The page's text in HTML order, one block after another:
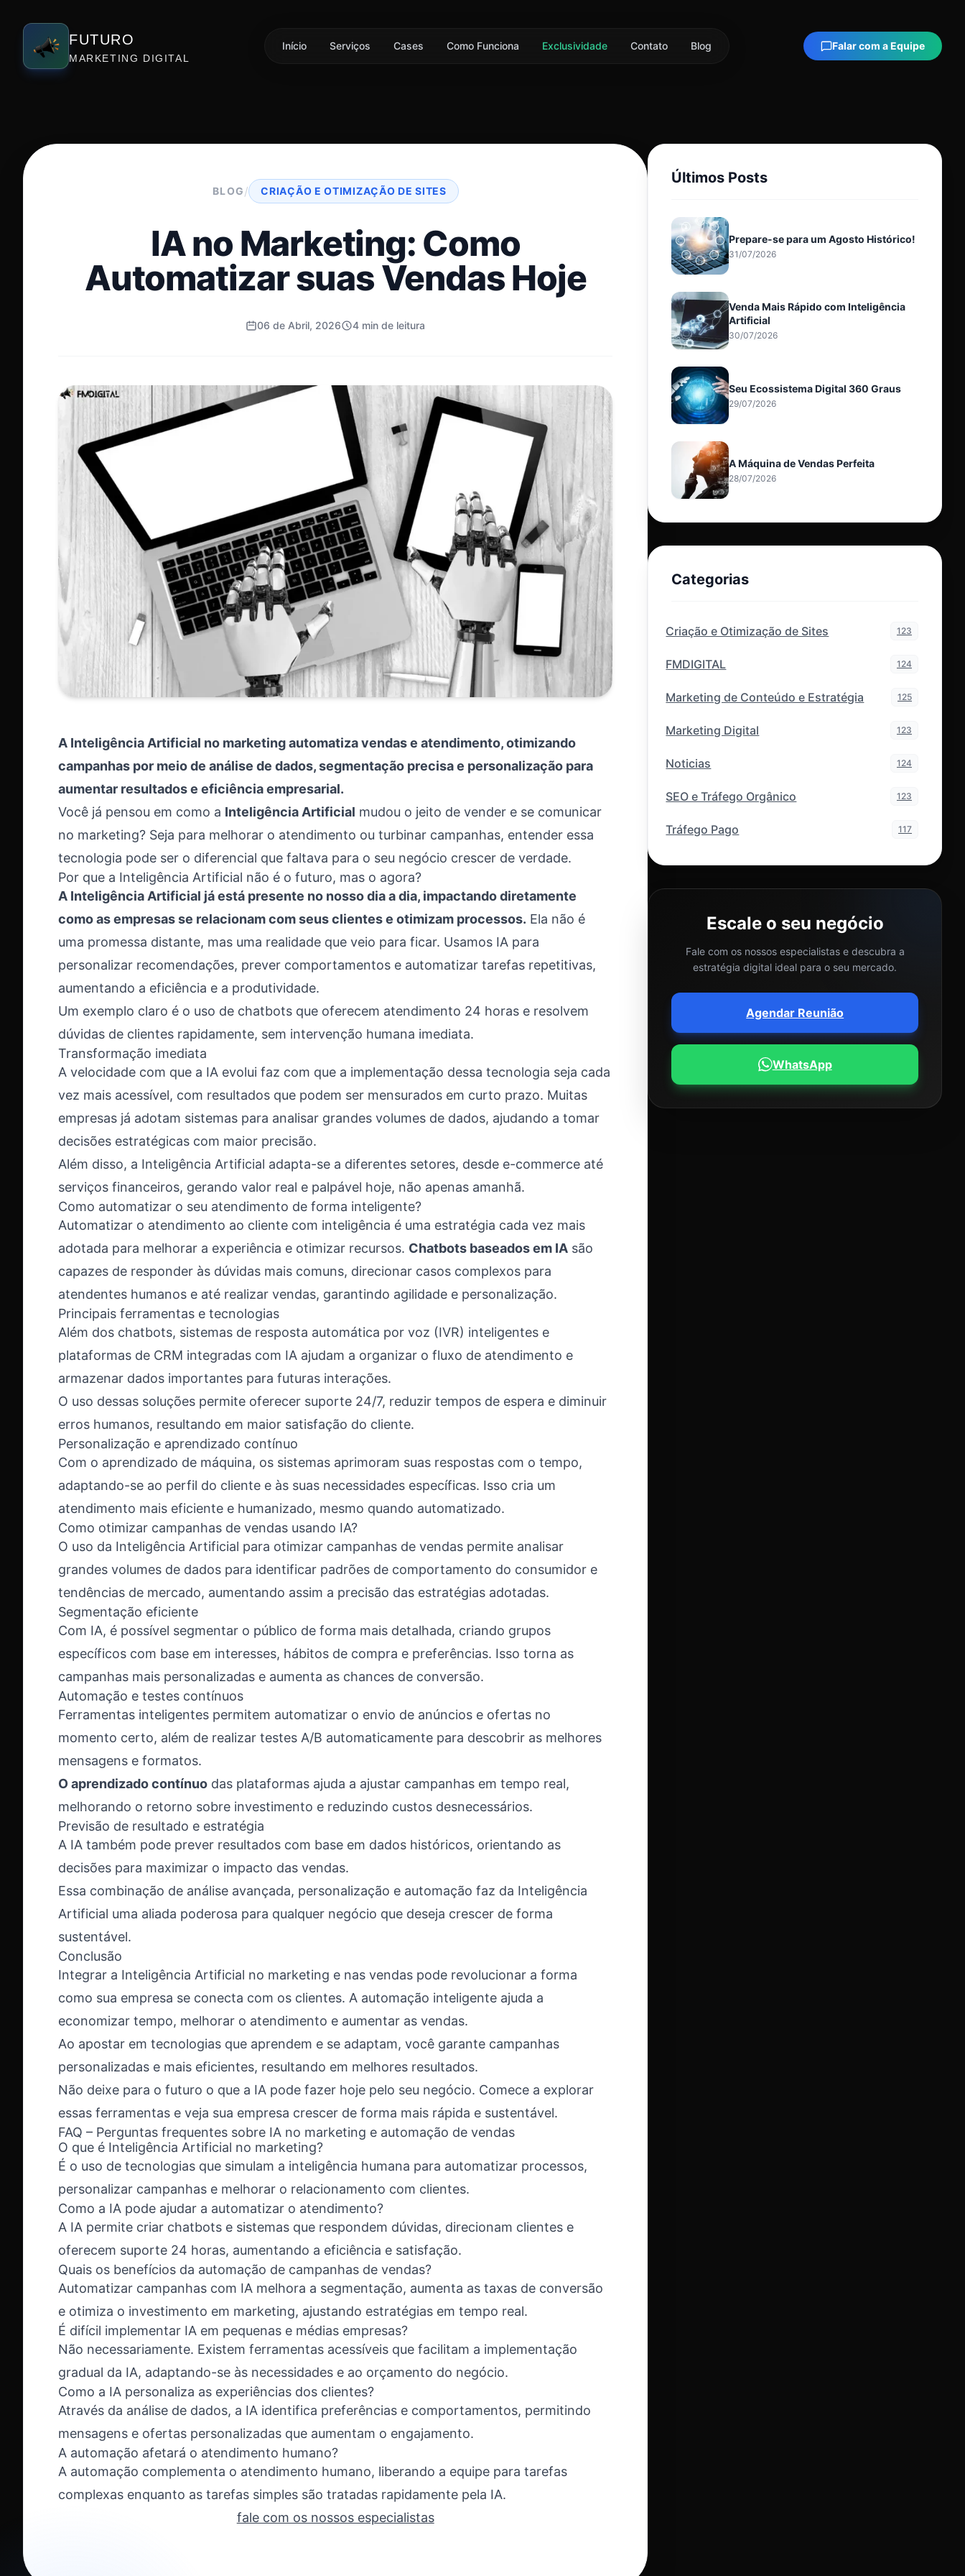
FUTURO
MARKETING DIGITAL
Início Serviços Cases Como Funciona Exclusividade Contato Blog Falar com a Equipe
BLOG/ CRIAÇÃO E OTIMIZAÇÃO DE SITES
IA no Marketing: Como
Automatizar suas Vendas Hoje
06 de Abril, 2026 4 min de leitura
A Inteligência Artificial no marketing automatiza vendas e atendimento, otimizando
campanhas por meio de análise de dados, segmentação precisa e personalização para
aumentar resultados e eficiência empresarial.
Você já pensou em como a Inteligência Artificial mudou o jeito de vender e se comunicar
no marketing? Seja para melhorar o atendimento ou turbinar campanhas, entender essa
tecnologia pode ser o diferencial que faltava para o seu negócio crescer de verdade.
Por que a Inteligência Artificial não é o futuro, mas o agora?
A Inteligência Artificial já está presente no nosso dia a dia, impactando diretamente
como as empresas se relacionam com seus clientes e otimizam processos. Ela não é
uma promessa distante, mas uma realidade que veio para ficar. Usamos IA para
personalizar recomendações, prever comportamentos e automatizar tarefas repetitivas,
aumentando a eficiência e a produtividade.
Um exemplo claro é o uso de chatbots que oferecem atendimento 24 horas e resolvem
dúvidas de clientes rapidamente, sem intervenção humana imediata.
Transformação imediata
A velocidade com que a IA evolui faz com que a implementação dessa tecnologia seja cada
vez mais acessível, com resultados que podem ser mensurados em curto prazo. Muitas
empresas já adotam sistemas para analisar grandes volumes de dados, ajudando a tomar
decisões estratégicas com maior precisão.
Além disso, a Inteligência Artificial adapta-se a diferentes setores, desde e-commerce até
serviços financeiros, gerando valor real e palpável hoje, não apenas amanhã.
Como automatizar o seu atendimento de forma inteligente?
Automatizar o atendimento ao cliente com inteligência é uma estratégia cada vez mais
adotada para melhorar a experiência e otimizar recursos. Chatbots baseados em IA são
capazes de responder às dúvidas mais comuns, direcionar casos complexos para
atendentes humanos e até realizar vendas, garantindo agilidade e personalização.
Principais ferramentas e tecnologias
Além dos chatbots, sistemas de resposta automática por voz (IVR) inteligentes e
plataformas de CRM integradas com IA ajudam a organizar o fluxo de atendimento e
armazenar dados importantes para futuras interações.
O uso dessas soluções permite oferecer suporte 24/7, reduzir tempos de espera e diminuir
erros humanos, resultando em maior satisfação do cliente.
Personalização e aprendizado contínuo
Com o aprendizado de máquina, os sistemas aprimoram suas respostas com o tempo,
adaptando-se ao perfil do cliente e às suas necessidades específicas. Isso cria um
atendimento mais eficiente e humanizado, mesmo quando automatizado.
Como otimizar campanhas de vendas usando IA?
O uso da Inteligência Artificial para otimizar campanhas de vendas permite analisar
grandes volumes de dados para identificar padrões de comportamento do consumidor e
tendências de mercado, aumentando assim a precisão das estratégias adotadas.
Segmentação eficiente
Com IA, é possível segmentar o público de forma mais detalhada, criando grupos
específicos com base em interesses, hábitos de compra e preferências. Isso torna as
campanhas mais personalizadas e aumenta as chances de conversão.
Automação e testes contínuos
Ferramentas inteligentes permitem automatizar o envio de anúncios e ofertas no
momento certo, além de realizar testes A/B automaticamente para descobrir as melhores
mensagens e formatos.
O aprendizado contínuo das plataformas ajuda a ajustar campanhas em tempo real,
melhorando o retorno sobre investimento e reduzindo custos desnecessários.
Previsão de resultado e estratégia
A IA também pode prever resultados com base em dados históricos, orientando as
decisões para maximizar o impacto das vendas.
Essa combinação de análise avançada, personalização e automação faz da Inteligência
Artificial uma aliada poderosa para qualquer negócio que deseja crescer de forma
sustentável.
Conclusão
Integrar a Inteligência Artificial no marketing e nas vendas pode revolucionar a forma
como sua empresa se conecta com os clientes. A automação inteligente ajuda a
economizar tempo, melhorar o atendimento e aumentar as vendas.
Ao apostar em tecnologias que aprendem e se adaptam, você garante campanhas
personalizadas e mais eficientes, resultando em melhores resultados.
Não deixe para o futuro o que a IA pode fazer hoje pelo seu negócio. Comece a explorar
essas ferramentas e veja sua empresa crescer de forma mais rápida e sustentável.
FAQ – Perguntas frequentes sobre IA no marketing e automação de vendas
O que é Inteligência Artificial no marketing?
É o uso de tecnologias que simulam a inteligência humana para automatizar processos,
personalizar campanhas e melhorar o relacionamento com clientes.
Como a IA pode ajudar a automatizar o atendimento?
A IA permite criar chatbots e sistemas que respondem dúvidas, direcionam clientes e
oferecem suporte 24 horas, aumentando a eficiência e satisfação.
Quais os benefícios da automação de campanhas de vendas?
Automatizar campanhas com IA melhora a segmentação, aumenta as taxas de conversão
e otimiza o investimento em marketing, ajustando estratégias em tempo real.
É difícil implementar IA em pequenas e médias empresas?
Não necessariamente. Existem ferramentas acessíveis que facilitam a implementação
gradual da IA, adaptando-se às necessidades e ao orçamento do negócio.
Como a IA personaliza as experiências dos clientes?
Através da análise de dados, a IA identifica preferências e comportamentos, permitindo
mensagens e ofertas personalizadas que aumentam o engajamento.
A automação afetará o atendimento humano?
A automação complementa o atendimento humano, liberando a equipe para tarefas
complexas enquanto as tarefas simples são tratadas rapidamente pela IA.
fale com os nossos especialistas
Últimos Posts
Prepare-se para um Agosto Histórico!
31/07/2026
Venda Mais Rápido com Inteligência
Artificial
30/07/2026
Seu Ecossistema Digital 360 Graus
29/07/2026
A Máquina de Vendas Perfeita
28/07/2026
Categorias
Criação e Otimização de Sites 123
FMDIGITAL 124
Marketing de Conteúdo e Estratégia 125
Marketing Digital 123
Noticias 124
SEO e Tráfego Orgânico 123
Tráfego Pago 117
Escale o seu negócio
Fale com os nossos especialistas e descubra a
estratégia digital ideal para o seu mercado.
Agendar Reunião
WhatsApp